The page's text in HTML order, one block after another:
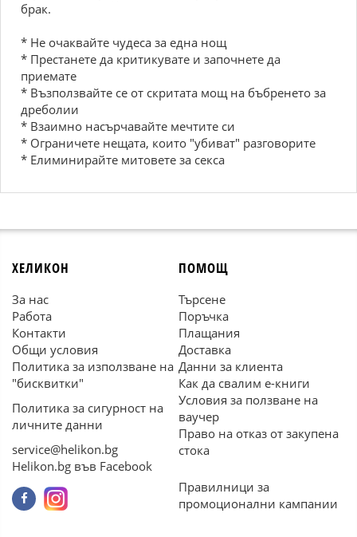
брак.
* Не очаквайте чудеса за една нощ
* Престанете да критикувате и започнете да
приемате
* Възползвайте се от скритата мощ на бъбренето за
дреболии
* Взаимно насърчавайте мечтите си
* Ограничете нещата, които "убиват" разговорите
* Елиминирайте митовете за секса
ХЕЛИКОН
За нас
Работа
Контакти
Общи условия
Политика за използване на
"бисквитки"
Политика за сигурност на
личните данни
service@helikon.bg
Helikon.bg във Facebook
ПОМОЩ
Търсене
Поръчка
Плащания
Доставка
Данни за клиента
Как да свалим е-книги
Условия за ползване на
ваучер
Право на отказ от закупена
стока
Правилници за
промоционални кампании